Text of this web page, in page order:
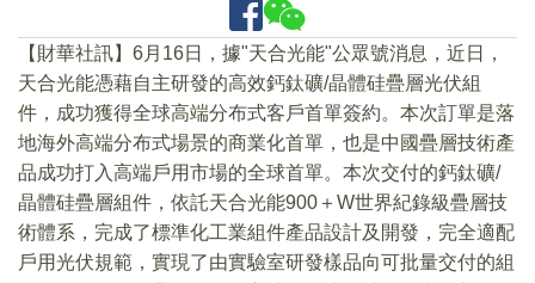
【財華社訊】6月16日，據"天合光能"公眾號消息，近日，
天合光能憑藉自主研發的高效鈣鈦礦/晶體硅疊層光伏組
件，成功獲得全球高端分布式客戶首單簽約。本次訂單是落
地海外高端分布式場景的商業化首單，也是中國疊層技術產
品成功打入高端戶用市場的全球首單。本次交付的鈣鈦礦/
晶體硅疊層組件，依託天合光能900＋W世界紀錄級疊層技
術體系，完成了標準化工業組件產品設計及開發，完全適配
戶用光伏規範，實現了由實驗室研發樣品向可批量交付的組